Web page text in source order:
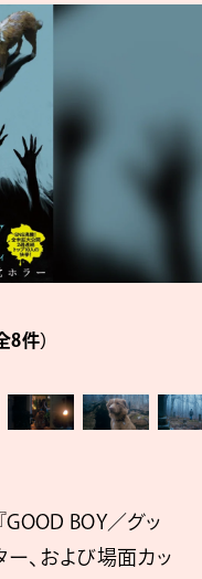
8件）
GOOD BOY／グッ
ー、および場面カッ